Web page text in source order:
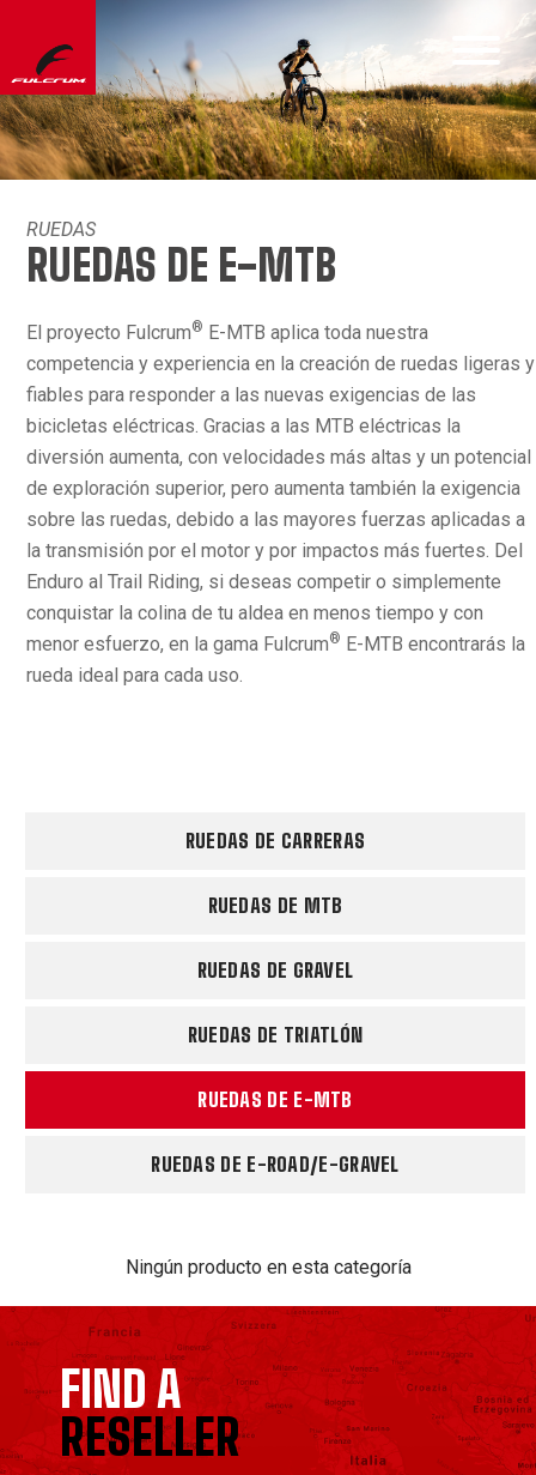
RUEDAS
RUEDAS DE E-MTB
El proyecto Fulcrum® E-MTB aplica toda nuestra
competencia y experiencia en la creación de ruedas ligeras y
fiables para responder a las nuevas exigencias de las
bicicletas eléctricas. Gracias a las MTB eléctricas la
diversión aumenta, con velocidades más altas y un potencial
de exploración superior, pero aumenta también la exigencia
sobre las ruedas, debido a las mayores fuerzas aplicadas a
la transmisión por el motor y por impactos más fuertes. Del
Enduro al Trail Riding, si deseas competir o simplemente
conquistar la colina de tu aldea en menos tiempo y con
menor esfuerzo, en la gama Fulcrum® E-MTB encontrarás la
rueda ideal para cada uso.
RUEDAS DE CARRERAS
RUEDAS DE MTB
RUEDAS DE GRAVEL
RUEDAS DE TRIATLÓN
RUEDAS DE E-MTB
RUEDAS DE E-ROAD/E-GRAVEL
Ningún producto en esta categoría
FIND A
RESELLER